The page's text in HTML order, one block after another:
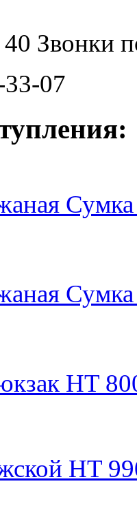
Звонки
07
HT
HT